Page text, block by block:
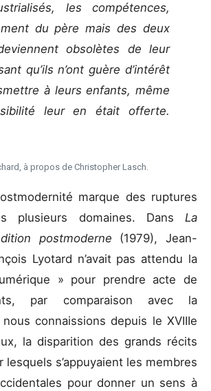
les compétences,
du père mais des deux
obsolètes de leur
qu’ils n’ont guère d’intérêt
à leurs enfants, même
leur en était offerte.
à propos de Christopher Lasch.
marque des ruptures
plusieurs domaines. Dans La
postmoderne (1979), Jean-
Lyotard n’avait pas attendu la
» pour prendre acte de
par comparaison avec la
connaissions depuis le XVIIIe
la disparition des grands récits
lesquels s’appuyaient les membres
pour donner un sens à